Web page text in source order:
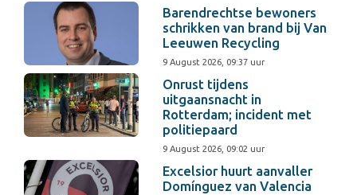
Barendrechtse bewoners
schrikken van brand bij Van
Leeuwen Recycling
9 August 2026, 09:37 uur
Onrust tijdens
uitgaansnacht in
Rotterdam; incident met
politiepaard
9 August 2026, 09:02 uur
Excelsior huurt aanvaller
Domínguez van Valencia